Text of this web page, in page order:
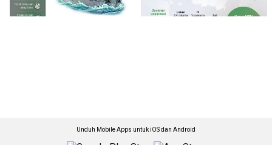
Unduh Mobile Apps untuk iOS dan Android